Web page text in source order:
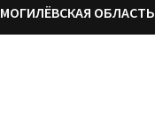
МОГИЛЁВСКАЯ ОБЛАСТЬ